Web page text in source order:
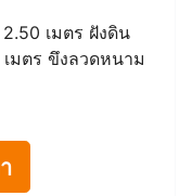
เมตร ฝังดิน
เมตร ขึงลวดหนาม